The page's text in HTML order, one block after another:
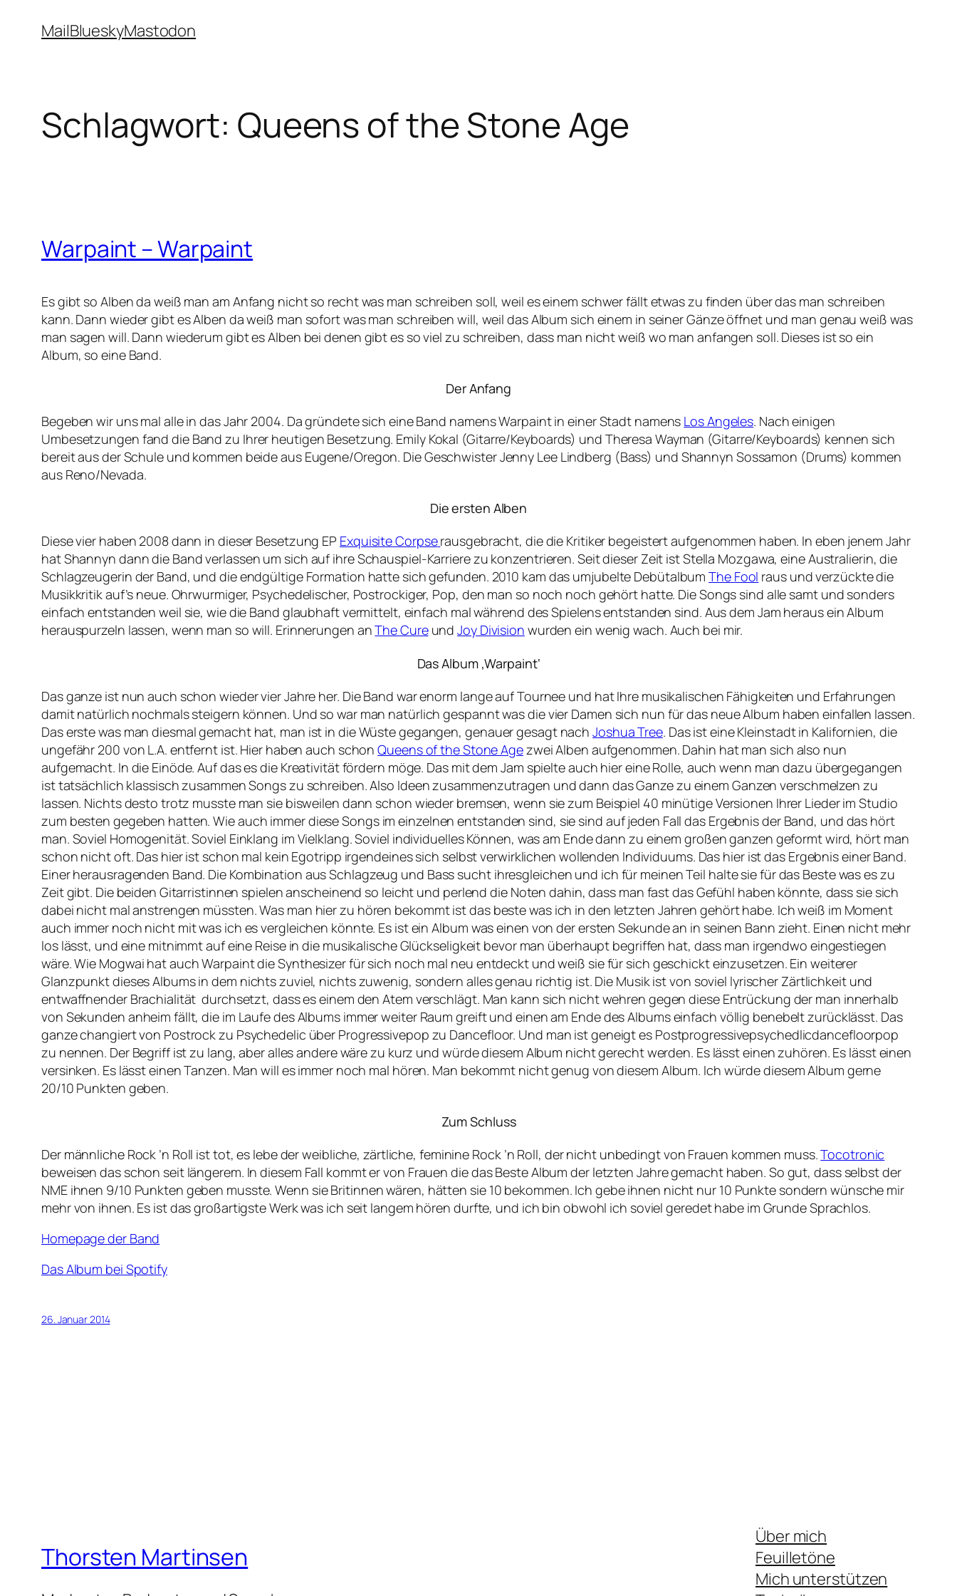
InhaltMailBlueskyMastodon
Schlagwort: Queens of the Stone Age
Warpaint – Warpaint
Es gibt so Alben da weiß man am Anfang nicht so recht was man schreiben soll, weil es einem schwer fällt etwas zu finden über das man schreiben
kann. Dann wieder gibt es Alben da weiß man sofort was man schreiben will, weil das Album sich einem in seiner Gänze öffnet und man genau weiß was
man sagen will. Dann wiederum gibt es Alben bei denen gibt es so viel zu schreiben, dass man nicht weiß wo man anfangen soll. Dieses ist so ein
Album, so eine Band.
Der Anfang
Begeben wir uns mal alle in das Jahr 2004. Da gründete sich eine Band namens Warpaint in einer Stadt namens Los Angeles. Nach einigen
Umbesetzungen fand die Band zu Ihrer heutigen Besetzung. Emily Kokal (Gitarre/Keyboards) und Theresa Wayman (Gitarre/Keyboards) kennen sich
bereit aus der Schule und kommen beide aus Eugene/Oregon. Die Geschwister Jenny Lee Lindberg (Bass) und Shannyn Sossamon (Drums) kommen
aus Reno/Nevada.
Die ersten Alben
Diese vier haben 2008 dann in dieser Besetzung EP Exquisite Corpserausgebracht, die die Kritiker begeistert aufgenommen haben. In eben jenem Jahr
hat Shannyn dann die Band verlassen um sich auf ihre Schauspiel-Karriere zu konzentrieren. Seit dieser Zeit ist Stella Mozgawa, eine Australierin, die
Schlagzeugerin der Band, und die endgültige Formation hatte sich gefunden. 2010 kam das umjubelte DebütalbumThe Fool raus und verzückte die
Musikkritik auf’s neue. Ohrwurmiger, Psychedelischer, Postrockiger, Pop, den man so noch noch gehört hatte. Die Songs sind alle samt und sonders
einfach entstanden weil sie, wie die Band glaubhaft vermittelt, einfach mal während des Spielens entstanden sind. Aus dem Jam heraus ein Album
herauspurzeln lassen, wenn man so will. Erinnerungen anThe CureundJoy Division wurden ein wenig wach. Auch bei mir.
Das Album ‚Warpaint‘
Das ganze ist nun auch schon wieder vier Jahre her. Die Band war enorm lange auf Tournee und hat Ihre musikalischen Fähigkeiten und Erfahrungen
damit natürlich nochmals steigern können. Und so war man natürlich gespannt was die vier Damen sich nun für das neue Album haben einfallen lassen.
Das erste was man diesmal gemacht hat, man ist in die Wüste gegangen, genauer gesagt nachJoshua Tree. Das ist eine Kleinstadt in Kalifornien, die
ungefähr 200 von L.A. entfernt ist. Hier haben auch schonQueens of the Stone Agezwei Alben aufgenommen. Dahin hat man sich also nun
aufgemacht. In die Einöde. Auf das es die Kreativität fördern möge. Das mit dem Jam spielte auch hier eine Rolle, auch wenn man dazu übergegangen
ist tatsächlich klassisch zusammen Songs zu schreiben. Also Ideen zusammenzutragen und dann das Ganze zu einem Ganzen verschmelzen zu
lassen. Nichts desto trotz musste man sie bisweilen dann schon wieder bremsen, wenn sie zum Beispiel 40 minütige Versionen Ihrer Lieder im Studio
zum besten gegeben hatten. Wie auch immer diese Songs im einzelnen entstanden sind, sie sind auf jeden Fall das Ergebnis der Band, und das hört
man. Soviel Homogenität. Soviel Einklang im Vielklang. Soviel individuelles Können, was am Ende dann zu einem großen ganzen geformt wird, hört man
schon nicht oft. Das hier ist schon mal kein Egotripp irgendeines sich selbst verwirklichen wollenden Individuums. Das hier ist das Ergebnis einer Band.
Einer herausragenden Band. Die Kombination aus Schlagzeug und Bass sucht ihresgleichen und ich für meinen Teil halte sie für das Beste was es zu
Zeit gibt. Die beiden Gitarristinnen spielen anscheinend so leicht und perlend die Noten dahin, dass man fast das Gefühl haben könnte, dass sie sich
dabei nicht mal anstrengen müssten. Was man hier zu hören bekommt ist das beste was ich in den letzten Jahren gehört habe. Ich weiß im Moment
auch immer noch nicht mit was ich es vergleichen könnte. Es ist ein Album was einen von der ersten Sekunde an in seinen Bann zieht. Einen nicht mehr
los lässt, und eine mitnimmt auf eine Reise in die musikalische Glückseligkeit bevor man überhaupt begriffen hat, dass man irgendwo eingestiegen
wäre. Wie Mogwai hat auch Warpaint die Synthesizer für sich noch mal neu entdeckt und weiß sie für sich geschickt einzusetzen. Ein weiterer
Glanzpunkt dieses Albums in dem nichts zuviel, nichts zuwenig, sondern alles genau richtig ist. Die Musik ist von soviel lyrischer Zärtlichkeit und
entwaffnender Brachialität durchsetzt, dass es einem den Atem verschlägt. Man kann sich nicht wehren gegen diese Entrückung der man innerhalb
von Sekunden anheim fällt, die im Laufe des Albums immer weiter Raum greift und einen am Ende des Albums einfach völlig benebelt zurücklässt. Das
ganze changiert von Postrock zu Psychedelic über Progressivepop zu Dancefloor. Und man ist geneigt es Postprogressivepsychedlicdancefloorpop
zu nennen. Der Begriff ist zu lang, aber alles andere wäre zu kurz und würde diesem Album nicht gerecht werden. Es lässt einen zuhören. Es lässt einen
versinken. Es lässt einen Tanzen. Man will es immer noch mal hören. Man bekommt nicht genug von diesem Album. Ich würde diesem Album gerne
20/10 Punkten geben.
Zum Schluss
Der männliche Rock ’n Roll ist tot, es lebe der weibliche, zärtliche, feminine Rock ’n Roll, der nicht unbedingt von Frauen kommen muss.Tocotronic
beweisen das schon seit längerem. In diesem Fall kommt er von Frauen die das Beste Album der letzten Jahre gemacht haben. So gut, dass selbst der
NME ihnen 9/10 Punkten geben musste. Wenn sie Britinnen wären, hätten sie 10 bekommen. Ich gebe ihnen nicht nur 10 Punkte sondern wünsche mir
mehr von ihnen. Es ist das großartigste Werk was ich seit langem hören durfte, und ich bin obwohl ich soviel geredet habe im Grunde Sprachlos.
Homepage der Band
Das Album bei Spotify
26. Januar 2014
Thorsten Martinsen
Über mich
Feuilletöne
Mich unterstützen